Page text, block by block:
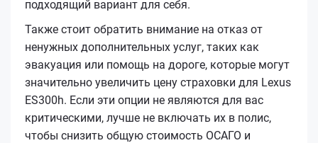
подходящий вариант для себя.
Также стоит обратить внимание на отказ от
ненужных дополнительных услуг, таких как
эвакуация или помощь на дороге, которые могут
значительно увеличить цену страховки для Lexus
ES300h. Если эти опции не являются для вас
критическими, лучше не включать их в полис,
чтобы снизить общую стоимость ОСАГО и